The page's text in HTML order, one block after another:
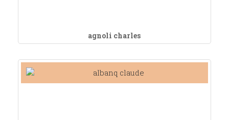
agnoli charles